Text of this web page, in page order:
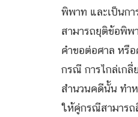
พิพาท และเป็นก
สามารถยุติข้อพิพ
คำขอต่อศาล หรือ
กรณี การไกล่เกลี่
สำนวนคดีนั้น ทำ
ให้คู่กรณีสามารถ